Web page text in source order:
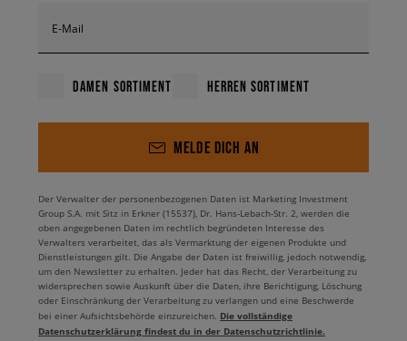
E-Mail
DAMEN SORTIMENT HERREN SORTIMENT
MELDE DICH AN
Der Verwalter der personenbezogenen Daten ist Marketing Investment
Group S.A. mit Sitz in Erkner (15537), Dr. Hans-Lebach-Str. 2, werden die
oben angegebenen Daten im rechtlich begründeten Interesse des
Verwalters verarbeitet, das als Vermarktung der eigenen Produkte und
Dienstleistungen gilt. Die Angabe der Daten ist freiwillig, jedoch notwendig,
um den Newsletter zu erhalten. Jeder hat das Recht, der Verarbeitung zu
widersprechen sowie Auskunft über die Daten, ihre Berichtigung, Löschung
oder Einschränkung der Verarbeitung zu verlangen und eine Beschwerde
bei einer Aufsichtsbehörde einzureichen. Die vollständige
Datenschutzerklärung findest du in der Datenschutzrichtlinie.